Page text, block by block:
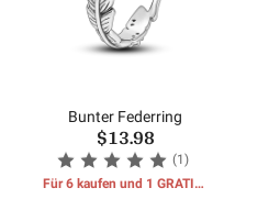
Bunter Federring
$13.98
(1)
Für 6 kaufen und 1 GRATIS-